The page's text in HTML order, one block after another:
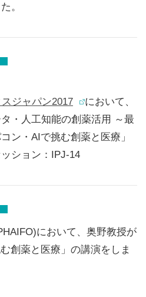
。
ジャパン2017
において、
・人工知能の創薬活用 ～最
ン・AIで挑む創薬と医療」
ション：IPJ-14
において、奥野教授が
創薬と医療」の講演をしま